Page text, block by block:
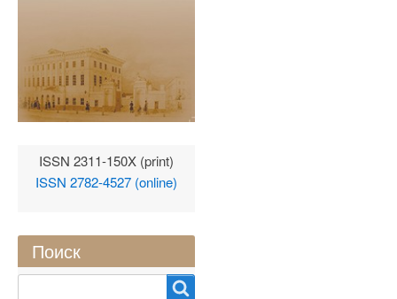
ISSN 2311-150X (print)
ISSN 2782-4527 (online)
Поиск